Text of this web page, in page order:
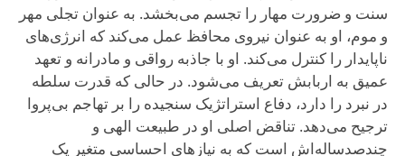
سنت و ضرورت مهار را تجسم می‌بخشد. به عنوان تجلی مهر
و موم، او به عنوان نیروی محافظ عمل می‌کند که انرژی‌های
ناپایدار را کنترل می‌کند. او با جاذبه رواقی و مادرانه و تعهد
عمیق به اربابش تعریف می‌شود. در حالی که قدرت سلطه
در نبرد را دارد، دفاع استراتژیک سنجیده را بر تهاجم بی‌پروا
ترجیح می‌دهد. تناقض اصلی او در طبیعت الهی و
چندصدساله‌اش است که به نیازهای احساسی متغیر یک